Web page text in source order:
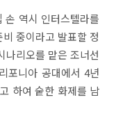
손 역시 인터스텔라를
중이라고 발표할 정
나리오를 맡은 조너선
포니아 공대에서 4년
하여 숱한 화제를 남